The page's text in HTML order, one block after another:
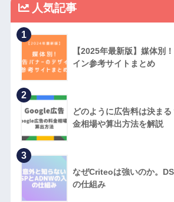
人気記事
1
【2025年最新版】媒体別
イン参考サイトまとめ
2
どのように広告料は決ま
金相場や算出方法を解説
3
なぜCriteoは強いのか。
の仕組み